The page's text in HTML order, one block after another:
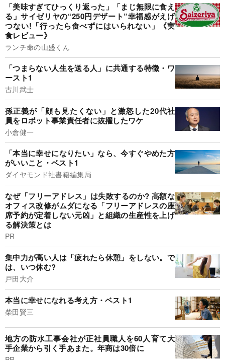
「美味すぎてひっくり返った」「まじ無限に食え
る」サイゼリヤの“250円デザート”幸福感がえげ
つない!「行ったら食べずにはいられない」《実
食レビュー》
ランチ命の山盛くん
「つまらない人生を送る人」に共通する特徴・ワ
ースト1
古川武士
孫正義が「顔も見たくない」と激怒した20代社
員をロボット事業責任者に抜擢したワケ
小倉健一
「本当に幸せになりたい」なら、今すぐやめた方
がいいこと・ベスト1
ダイヤモンド社書籍編集局
なぜ「フリーアドレス」は失敗するのか? 高額な
オフィス改修がムダになる「フリーアドレスの座
席予約が定着しない元凶」と組織の生産性を上げ
る解決策とは
PR
集中力が高い人は「疲れたら休憩」をしない。で
は、いつ休む?
戸田大介
本当に幸せになれる考え方・ベスト1
柴田賢三
地方の防水工事会社が正社員職人を60人育て大
手企業から引く手あまた。年商は30倍に